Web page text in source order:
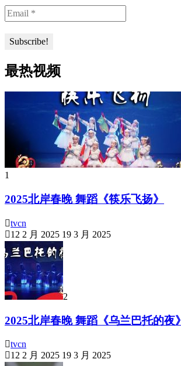
最热视频
1
2025北岸春晚 舞蹈《筷乐飞扬》
tvcn
12 2 月 2025 19 3 月 2025
2
2025北岸春晚 舞蹈《乌兰巴托的夜》
tvcn
12 2 月 2025 19 3 月 2025